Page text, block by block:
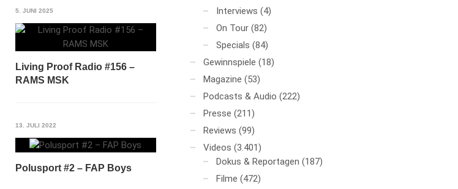
5. JUNI 2025
Living Proof Radio #156 –
RAMS MSK
13. JULI 2022
Polusport #2 – FAP Boys
Interviews (4)
On Tour (82)
Specials (84)
Gewinnspiele (18)
Magazine (53)
Podcasts & Audio (222)
Presse (211)
Reviews (99)
Videos (3.401)
Dokus & Reportagen (187)
Filme (472)